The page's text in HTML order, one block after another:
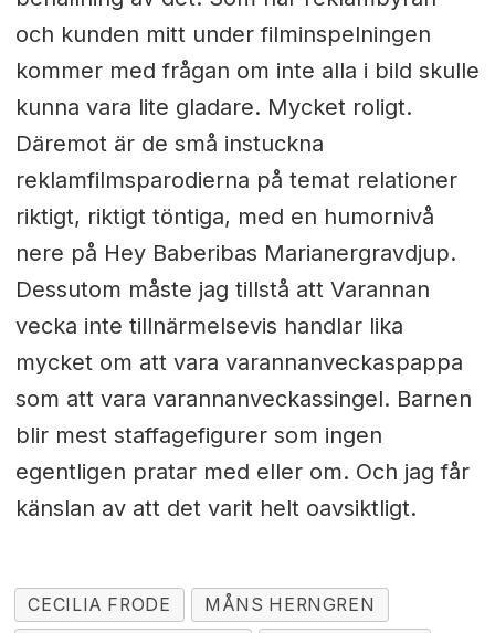
och kunden mitt under filminspelningen
kommer med frågan om inte alla i bild skulle
kunna vara lite gladare. Mycket roligt.
Däremot är de små instuckna
reklamfilmsparodierna på temat relationer
riktigt, riktigt töntiga, med en humornivå
nere på Hey Baberibas Marianergravdjup.
Dessutom måste jag tillstå att Varannan
vecka inte tillnärmelsevis handlar lika
mycket om att vara varannanveckaspappa
som att vara varannanveckassingel. Barnen
blir mest staffagefigurer som ingen
egentligen pratar med eller om. Och jag får
känslan av att det varit helt oavsiktligt.
CECILIA FRODE
MÅNS HERNGREN